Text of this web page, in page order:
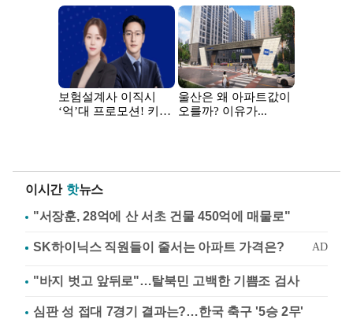
이시간 핫뉴스
"서장훈, 28억에 산 서초 건물 450억에 매물로"
"바지 벗고 앞뒤로"…탈북민 고백한 기쁨조 검사
심판 성 접대 7경기 결과는?…한국 축구 '5승 2무'